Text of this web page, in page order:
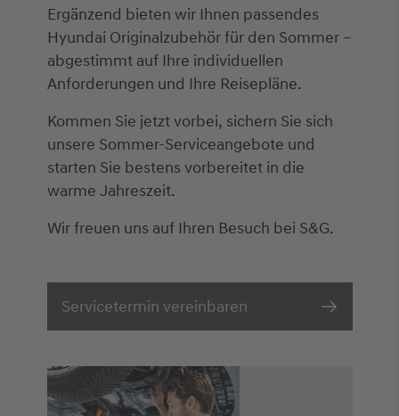
Ergänzend bieten wir Ihnen passendes
Hyundai Originalzubehör für den Sommer –
abgestimmt auf Ihre individuellen
Anforderungen und Ihre Reisepläne.
Kommen Sie jetzt vorbei, sichern Sie sich
unsere Sommer-Serviceangebote und
starten Sie bestens vorbereitet in die
warme Jahreszeit.
Wir freuen uns auf Ihren Besuch bei S&G.
Servicetermin vereinbaren